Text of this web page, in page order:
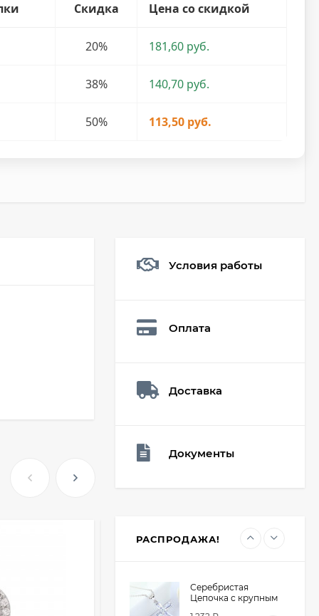
Скидка Цена со скидкой
20% 181,60 руб.
38% 140,70 руб.
50% 113,50 руб.
Условия работы
Оплата
Доставка
Документы
РАСПРОДАЖА!
19₽
Мешочек (5*7см)
Серебристая
Цепочка с крупным